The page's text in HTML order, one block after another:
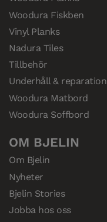
Woodura Fiskben
Vinyl Planks
Nadura Tiles
Tillbehör
Underhåll & reparation
Woodura Matbord
Woodura Soffbord
OM BJELIN
Om Bjelin
Nyheter
Bjelin Stories
Jobba hos oss